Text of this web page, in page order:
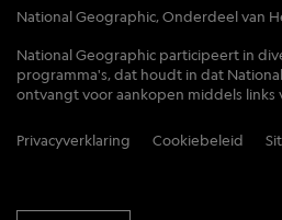
National Geographic, Onderdeel van
National Geographic participeert in
programma's, dat houdt in dat
ontvangt voor aankopen middels links
Privacyverklaring Cookiebeleid